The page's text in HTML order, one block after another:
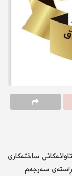
ساختەکاری
سەرجەم